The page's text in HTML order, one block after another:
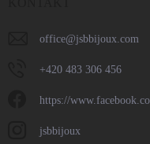
office@jsbbijoux.com
+420 483 306 456
https://
jsbbijoux